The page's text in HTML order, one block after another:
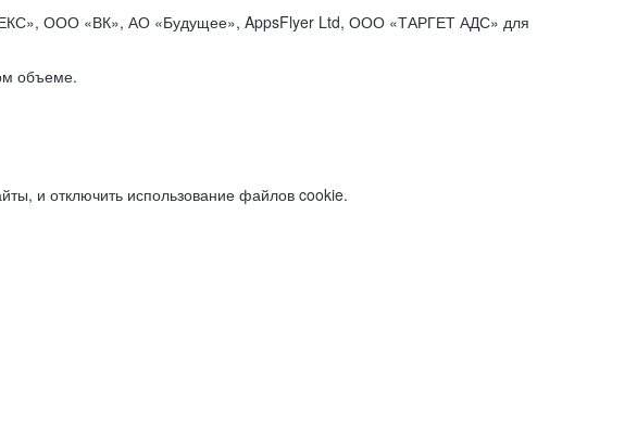
ООО «ВК», АО «Будущее», AppsFlyer Ltd, ООО «ТАРГЕТ АДС» для
объеме.
и отключить использование файлов cookie.